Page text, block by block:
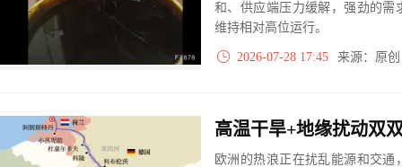
和、供应端压力缓解，强劲的需
维持相对高位运行。
2026-07-28 17:45 来源：原
高温干旱+地缘扰动双
欧洲的热浪正在扰乱能源和交